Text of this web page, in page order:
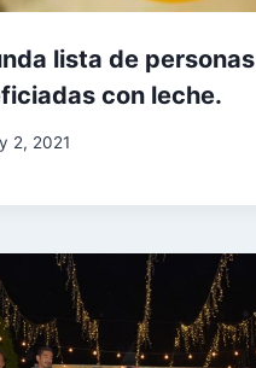
lista de personas
con leche.
2, 2021